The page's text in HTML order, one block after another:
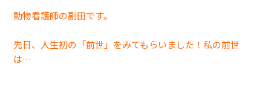
動物看護師の副田です。
先日、人生初の「前世」をみてもらいました！私の前世
は…